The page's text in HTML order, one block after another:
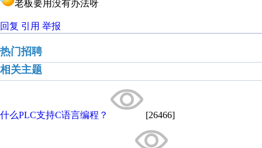
老板要用没有办法呀
回复 引用 举报
热门招聘
相关主题
什么PLC支持C语言编程？ [26466]